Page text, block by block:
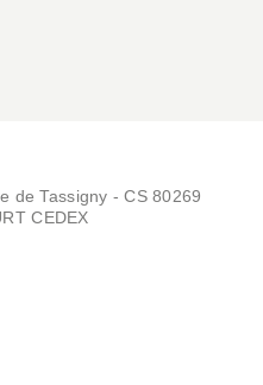
de Tassigny - CS 80269
CEDEX